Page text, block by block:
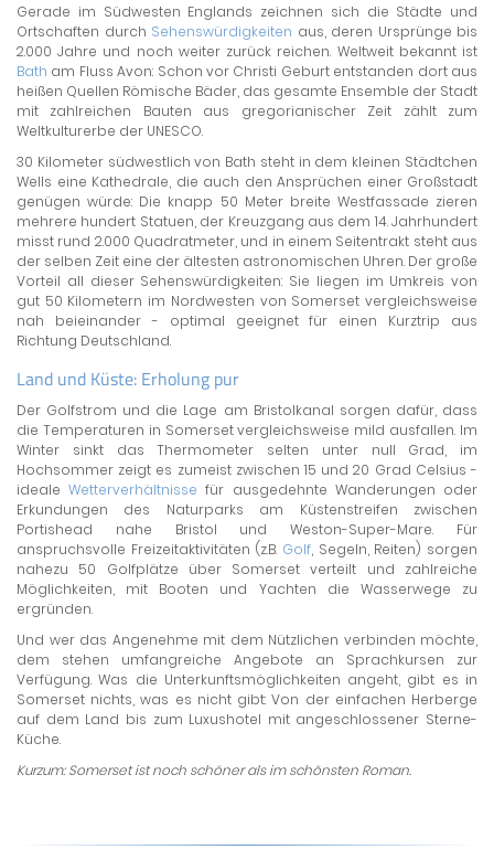
Gerade im Südwesten Englands zeichnen sich die Städte und
Ortschaften durch Sehenswürdigkeiten aus, deren Ursprünge bis
2.000 Jahre und noch weiter zurück reichen. Weltweit bekannt ist
Bath am Fluss Avon: Schon vor Christi Geburt entstanden dort aus
heißen Quellen Römische Bäder, das gesamte Ensemble der Stadt
mit zahlreichen Bauten aus gregorianischer Zeit zählt zum
Weltkulturerbe der UNESCO.
30 Kilometer südwestlich von Bath steht in dem kleinen Städtchen
Wells eine Kathedrale, die auch den Ansprüchen einer Großstadt
genügen würde: Die knapp 50 Meter breite Westfassade zieren
mehrere hundert Statuen, der Kreuzgang aus dem 14. Jahrhundert
misst rund 2.000 Quadratmeter, und in einem Seitentrakt steht aus
der selben Zeit eine der ältesten astronomischen Uhren. Der große
Vorteil all dieser Sehenswürdigkeiten: Sie liegen im Umkreis von
gut 50 Kilometern im Nordwesten von Somerset vergleichsweise
nah beieinander - optimal geeignet für einen Kurztrip aus
Richtung Deutschland.
Land und Küste: Erholung pur
Der Golfstrom und die Lage am Bristolkanal sorgen dafür, dass
die Temperaturen in Somerset vergleichsweise mild ausfallen. Im
Winter sinkt das Thermometer selten unter null Grad, im
Hochsommer zeigt es zumeist zwischen 15 und 20 Grad Celsius -
idealeWetterverhältnisse für ausgedehnte Wanderungen oder
Erkundungen des Naturparks am Küstenstreifen zwischen
Portishead nahe Bristol und Weston-Super-Mare. Für
anspruchsvolle Freizeitaktivitäten (z.B. Golf, Segeln, Reiten) sorgen
nahezu 50 Golfplätze über Somerset verteilt und zahlreiche
Möglichkeiten, mit Booten und Yachten die Wasserwege zu
ergründen.
Und wer das Angenehme mit dem Nützlichen verbinden möchte,
dem stehen umfangreiche Angebote an Sprachkursen zur
Verfügung. Was die Unterkunftsmöglichkeiten angeht, gibt es in
Somerset nichts, was es nicht gibt: Von der einfachen Herberge
auf dem Land bis zum Luxushotel mit angeschlossener Sterne-
Küche.
Kurzum: Somerset ist noch schöner als im schönsten Roman.